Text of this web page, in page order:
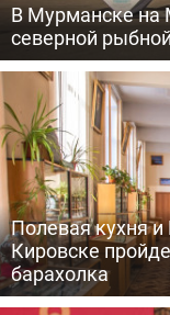
В Мурманске на
северной
Полевая кухня
Кировске
барахолка